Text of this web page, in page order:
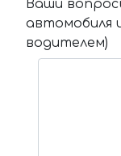
Ваши
автомобиля
водителем)